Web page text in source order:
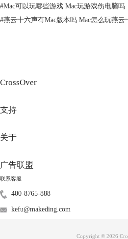
计，加上幽默的游戏元素，使其成为了一
遗憾。
#Mac可以玩哪些游戏 Mac玩游戏伤电脑吗
#燕云十六声有Mac版本吗 Mac怎么玩燕云
CrossOver
支持
关于
广告联盟
联系客服
400-8765-888
kefu@makeding.com
Copyright © 2026